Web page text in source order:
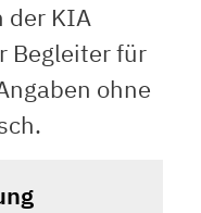
der KIA
Begleiter für
ohne